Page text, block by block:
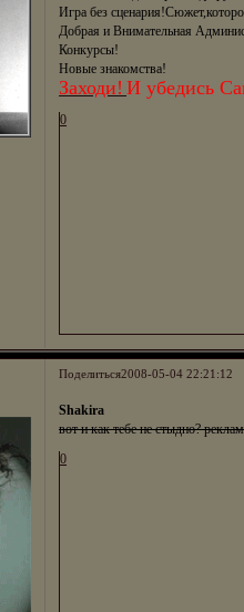
Игра без
Добрая и Внимательная
Конкурсы!
Новые знакомства!
Заходи! И убедись
0
Поделиться2008-05-04 22:21:12
Shakira
вот и как тебе не стыдно?
0